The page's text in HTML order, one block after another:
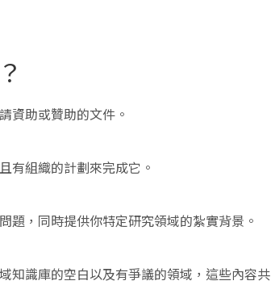
資助或贊助的文件。
有組織的計劃來完成它。
題，同時提供你特定研究領域的紮實背景。
知識庫的空白以及有爭議的領域，這些內容共